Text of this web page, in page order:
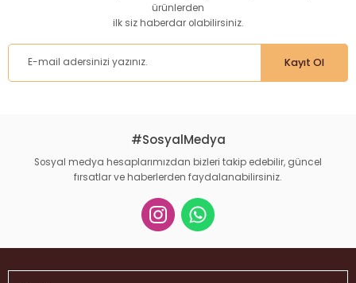
Ürün resmi kalitesiz, bozuk veya görüntülenemiyor.
Ürün bilgilerinde hatalar bulunuyor.
Ürün fiyatı diğer sitelerden daha pahalı.
Gönder
ürünlerden
ilk siz haberdar olabilirsiniz.
Kayıt Ol
#SosyalMedya
Sosyal medya hesaplarımızdan bizleri takip edebilir, güncel
fırsatlar ve haberlerden faydalanabilirsiniz.